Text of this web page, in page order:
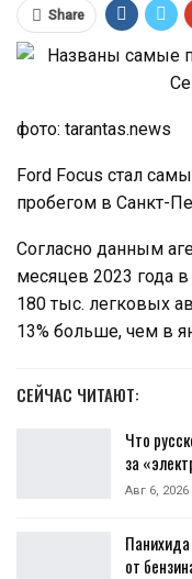
Share
фото: tarantas.news
Ford Focus стал
пробегом в Санкт-
Согласно данным
месяцев 2023 года
180 тыс. легковых
13% больше, чем в
СЕЙЧАС ЧИТАЮТ:
Что
за
Авг 6, 2026
от